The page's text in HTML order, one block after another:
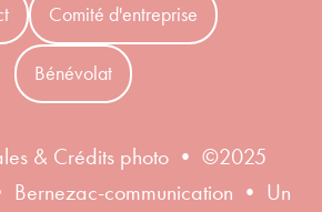
Comité d'entreprise
Bénévolat
& Crédits photo• ©2025
Bernezac-communication • Un